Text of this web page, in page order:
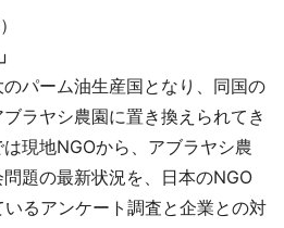
パーム油生産国となり、同国の
ラヤシ農園に置き換えられてき
現地NGOから、アブラヤシ農
題の最新状況を、日本のNGO
るアンケート調査と企業との対